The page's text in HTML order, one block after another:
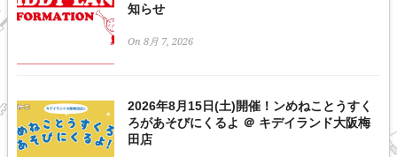
知らせ
On 8月 7, 2026
2026年8月15日(土)開催！ンめねことうすく
ろがあそびにくるよ ＠ キデイランド大阪梅
田店